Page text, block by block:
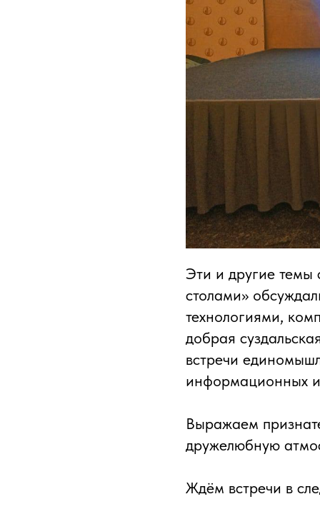
Эти и другие темы
столами»
технологиями,
добрая
встречи
информационных
Выражаем
дружелюбную
Ждём встречи в